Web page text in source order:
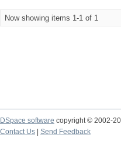
Now showing items 1-1 of 1
DSpace software copyright © 2002-
Contact Us
Send Feedback